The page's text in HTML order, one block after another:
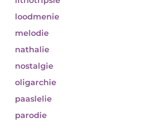
loodmenie
melodie
nathalie
nostalgie
oligarchie
paaslelie
parodie